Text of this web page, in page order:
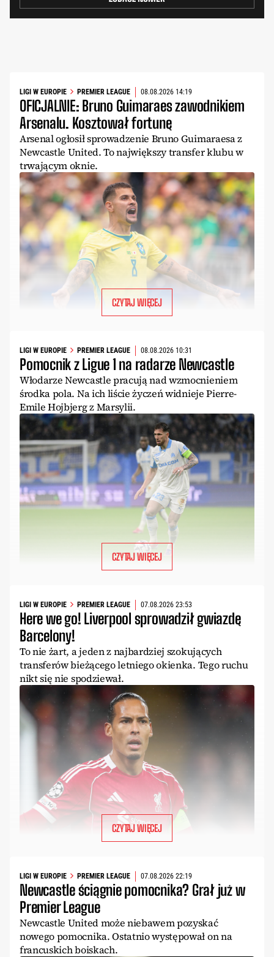
LIGI W EUROPIE PREMIER LEAGUE 08.08.2026 14:19
OFICJALNIE: Bruno Guimaraes zawodnikiem
Arsenalu. Kosztował fortunę
Arsenal ogłosił sprowadzenie Bruno Guimaraesa z
Newcastle United. To największy transfer klubu w
trwającym oknie.
CZYTAJ WIĘCEJ
LIGI W EUROPIE PREMIER LEAGUE 08.08.2026 10:31
Pomocnik z Ligue 1 na radarze Newcastle
Włodarze Newcastle pracują nad wzmocnieniem
środka pola. Na ich liście życzeń widnieje Pierre-
Emile Hojbjerg z Marsylii.
CZYTAJ WIĘCEJ
LIGI W EUROPIE PREMIER LEAGUE 07.08.2026 23:53
Here we go! Liverpool sprowadził gwiazdę
Barcelony!
To nie żart, a jeden z najbardziej szokujących
transferów bieżącego letniego okienka. Tego ruchu
nikt się nie spodziewał.
CZYTAJ WIĘCEJ
LIGI W EUROPIE PREMIER LEAGUE 07.08.2026 22:19
Newcastle ściągnie pomocnika? Grał już w
Premier League
Newcastle United może niebawem pozyskać
nowego pomocnika. Ostatnio występował on na
francuskich boiskach.